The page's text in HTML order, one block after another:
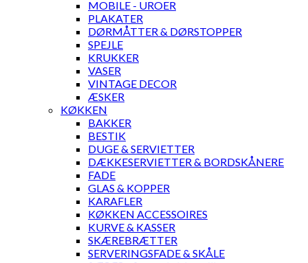
MOBILE - UROER
PLAKATER
DØRMÅTTER & DØRSTOPPER
SPEJLE
KRUKKER
VASER
VINTAGE DECOR
ÆSKER
KØKKEN
BAKKER
BESTIK
DUGE & SERVIETTER
DÆKKESERVIETTER & BORDSKÅNERE
FADE
GLAS & KOPPER
KARAFLER
KØKKEN ACCESSOIRES
KURVE & KASSER
SKÆREBRÆTTER
SERVERINGSFADE & SKÅLE